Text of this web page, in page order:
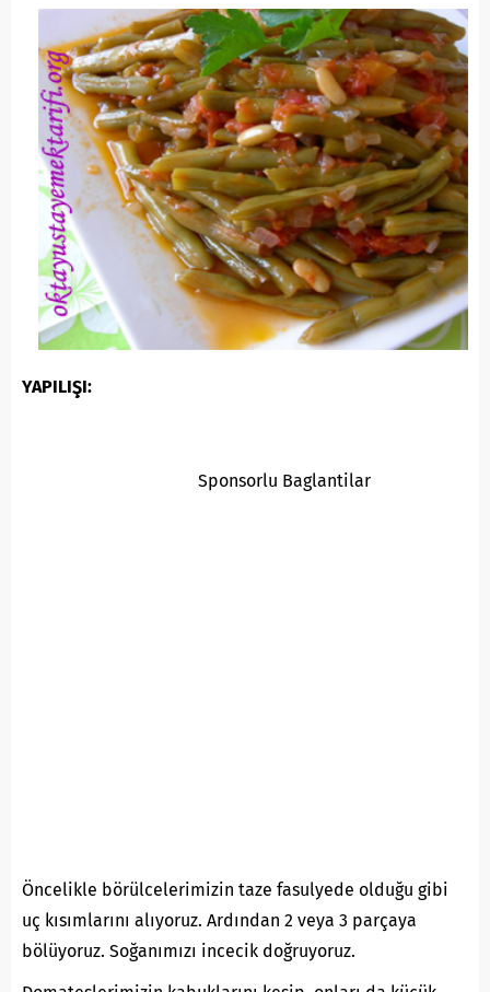
YAPILIŞI:
Sponsorlu Baglantilar
Öncelikle börülcelerimizin taze fasulyede olduğu gibi
uç kısımlarını alıyoruz. Ardından 2 veya 3 parçaya
bölüyoruz. Soğanımızı incecik doğruyoruz.